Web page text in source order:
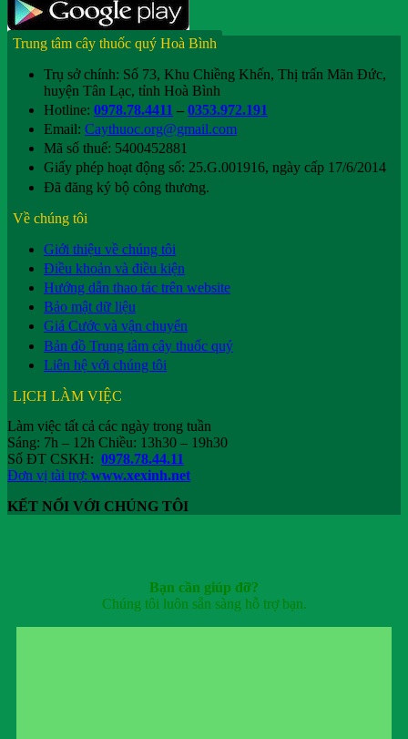
Trung tâm cây thuốc quý Hoà Bình
Trụ sở chính: Số 73, Khu Chiềng Khến, Thị trấn Mãn Đức,
huyện Tân Lạc, tỉnh Hoà Bình
Hotline: 0978.78.4411 – 0353.972.191
Email: Caythuoc.org@gmail.com
Mã số thuế: 5400452881
Giấy phép hoạt động số: 25.G.001916, ngày cấp 17/6/2014
Đã đăng ký bộ công thương.
Về chúng tôi
Giới thiệu về chúng tôi
Điều khoản và điều kiện
Hướng dẫn thao tác trên website
Bảo mật dữ liệu
Giá Cước và vận chuyển
Bản đồ Trung tâm cây thuốc quý
Liên hệ với chúng tôi
LỊCH LÀM VIỆC
Làm việc tất cả các ngày trong tuần
Sáng: 7h – 12h Chiều: 13h30 – 19h30
Số ĐT CSKH: 0978.78.44.11
Đơn vị tài trợ: www.xexinh.net
KẾT NỐI VỚI CHÚNG TÔI
Bạn cần giúp đỡ?
Chúng tôi luôn sẵn sàng hỗ trợ bạn.